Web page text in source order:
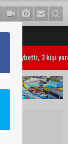
kaybetti, 3 kişi